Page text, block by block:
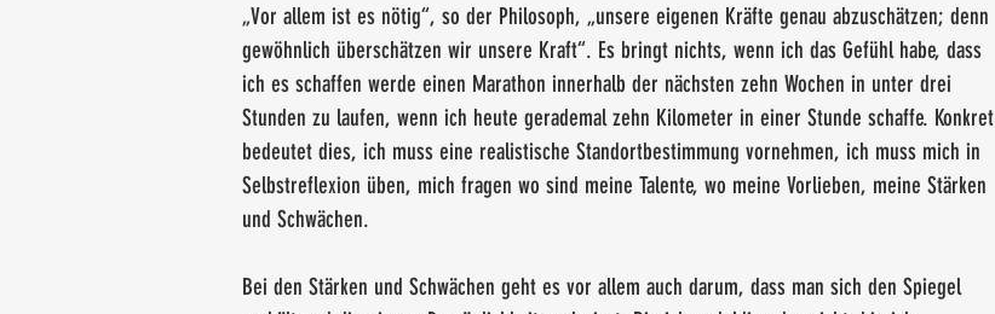
„Vor allem ist es nötig“, so der Philosoph, „unsere eigenen Kräfte genau abzuschätzen; denn
gewöhnlich überschätzen wir unsere Kraft“. Es bringt nichts, wenn ich das Gefühl habe, dass
ich es schaffen werde einen Marathon innerhalb der nächsten zehn Wochen in unter drei
Stunden zu laufen, wenn ich heute gerademal zehn Kilometer in einer Stunde schaffe. Konkret
bedeutet dies, ich muss eine realistische Standortbestimmung vornehmen, ich muss mich in
Selbstreflexion üben, mich fragen wo sind meine Talente, wo meine Vorlieben, meine Stärken
und Schwächen.
Bei den Stärken und Schwächen geht es vor allem auch darum, dass man sich den Spiegel